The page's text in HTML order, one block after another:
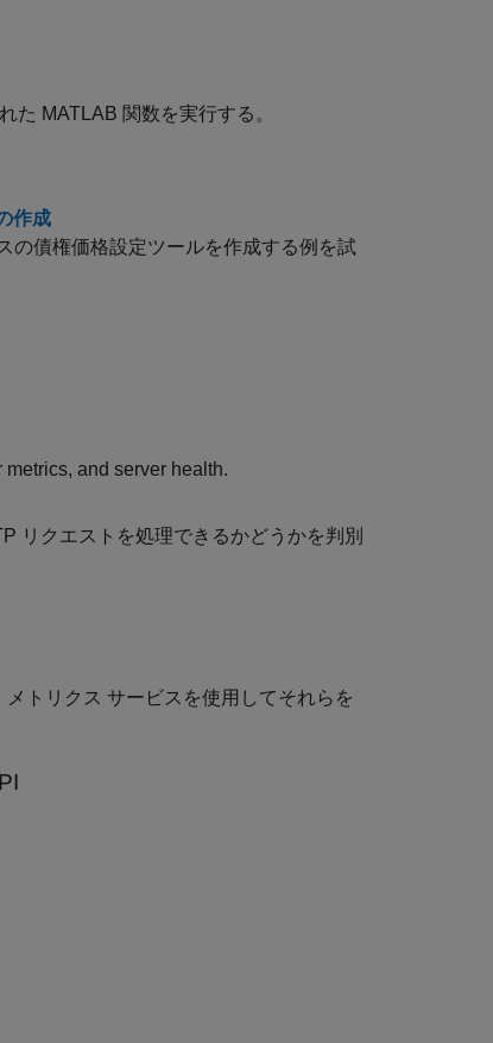
た MATLAB 関数を実行する。
作成
の債権価格設定ツールを作成する例を試
and server health.
リクエストを処理できるかどうかを判別
トリクス サービスを使用してそれらを